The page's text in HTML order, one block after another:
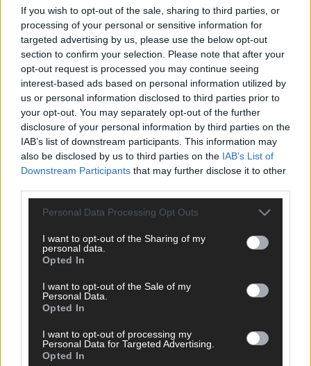
If you wish to opt-out of the sale, sharing to third parties, or
processing of your personal or sensitive information for
targeted advertising by us, please use the below opt-out
section to confirm your selection. Please note that after your
opt-out request is processed you may continue seeing
interest-based ads based on personal information utilized by
us or personal information disclosed to third parties prior to
your opt-out. You may separately opt-out of the further
disclosure of your personal information by third parties on the
IAB’s list of downstream participants. This information may
also be disclosed by us to third parties on the IAB’s List of
Downstream Participants that may further disclose it to other
Personal Data Processing Opt Outs
I want to opt-out of the Sharing of my
personal data.
Opted In
I want to opt-out of the Sale of my
Personal Data.
Opted In
I want to opt-out of processing my
Personal Data for Targeted Advertising.
Opted In
ANZEIGE
SCHNELL ZUM RESSORT
Nachrichten
Ratgeber
Wissen